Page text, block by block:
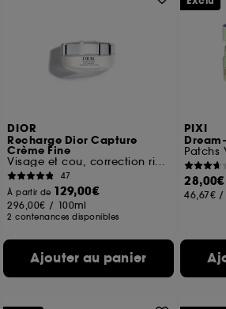
DIOR
Recharge Dior Capture
Crème Fine
Visage et cou, correction rides et fermeté
47
À partir de 129,00€
296,00€ / 100ml
2 contenances disponibles
Ajouter au panier
PIXI
Patchs
28,00€
46,67€ /